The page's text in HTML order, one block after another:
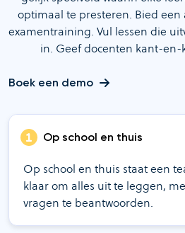
Op school en thuis
Op school en thuis staat een
klaar om alles uit te leggen,
vragen te beantwoorden.
optimaal te presteren. Bied
examentraining. Vul lessen die
in. Geef docenten kant-en-
Boek een demo